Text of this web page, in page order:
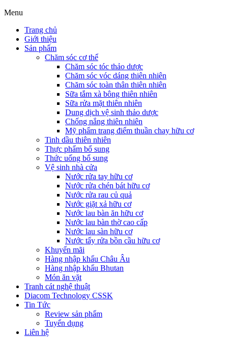
Menu
Trang chủ
Giới thiệu
Sản phẩm
Chăm sóc cơ thể
Chăm sóc tóc thảo dược
Chăm sóc vóc dáng thiên nhiên
Chăm sóc toàn thân thiên nhiên
Sữa tắm xà bông thiên nhiên
Sữa rửa mặt thiên nhiên
Dung dịch vệ sinh thảo dược
Chống nắng thiên nhiên
Mỹ phẩm trang điểm thuần chay hữu cơ
Tinh dầu thiên nhiên
Thực phẩm bổ sung
Thức uống bổ sung
Vệ sinh nhà cửa
Nước rửa tay hữu cơ
Nước rửa chén bát hữu cơ
Nước rửa rau củ quả
Nước giặt xả hữu cơ
Nước lau bàn ăn hữu cơ
Nước lau bàn thờ cao cấp
Nước lau sàn hữu cơ
Nước tẩy rửa bồn cầu hữu cơ
Khuyến mãi
Hàng nhập khẩu Châu Âu
Hàng nhập khẩu Bhutan
Món ăn vặt
Tranh cát nghệ thuật
Diacom Technology CSSK
Tin Tức
Review sản phẩm
Tuyển dụng
Liên hệ